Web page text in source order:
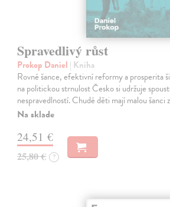
Spravedlivý růst
Prokop Daniel | Kniha
Rovné šance, efektivní reformy a prosperita
na politickou strnulost Česko si udržuje
nespravedlností. Chudé děti mají malou šanci
Na sklade
24,51 €
25,80 € ?